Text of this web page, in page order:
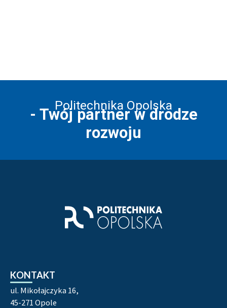
Politechnika Opolska
- Twój partner w drodze
rozwoju
KONTAKT
ul. Mikołajczyka 16,
45-271 Opole